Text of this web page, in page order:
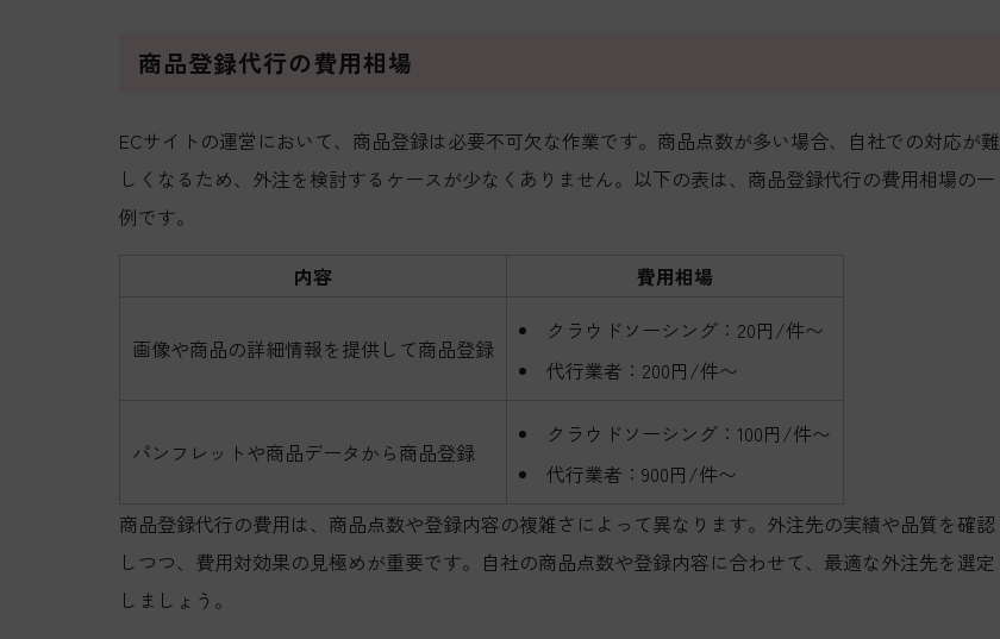
商品登録代行の費用相場
ECサイトの運営において、商品登録は必要不可欠な作業です。商品点数が多い場合、自社での対応が難
しくなるため、外注を検討するケースが少なくありません。以下の表は、商品登録代行の費用相場の一
例です。
内容 費用相場
画像や商品の詳細情報を提供して商品登録
クラウドソーシング：20円/件〜
代行業者：200円/件〜
パンフレットや商品データから商品登録
クラウドソーシング：100円/件〜
代行業者：900円/件〜
商品登録代行の費用は、商品点数や登録内容の複雑さによって異なります。外注先の実績や品質を確認
しつつ、費用対効果の見極めが重要です。自社の商品点数や登録内容に合わせて、最適な外注先を選定
しましょう。